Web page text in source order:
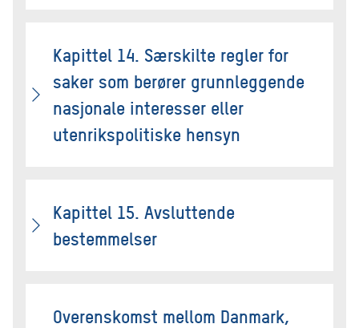
Kapittel 14. Særskilte regler for
saker som berører grunnleggende
nasjonale interesser eller
utenrikspolitiske hensyn
Kapittel 15. Avsluttende
bestemmelser
Overenskomst mellom Danmark,